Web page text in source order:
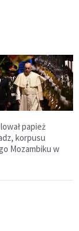
papież
korpusu
Mozambiku w